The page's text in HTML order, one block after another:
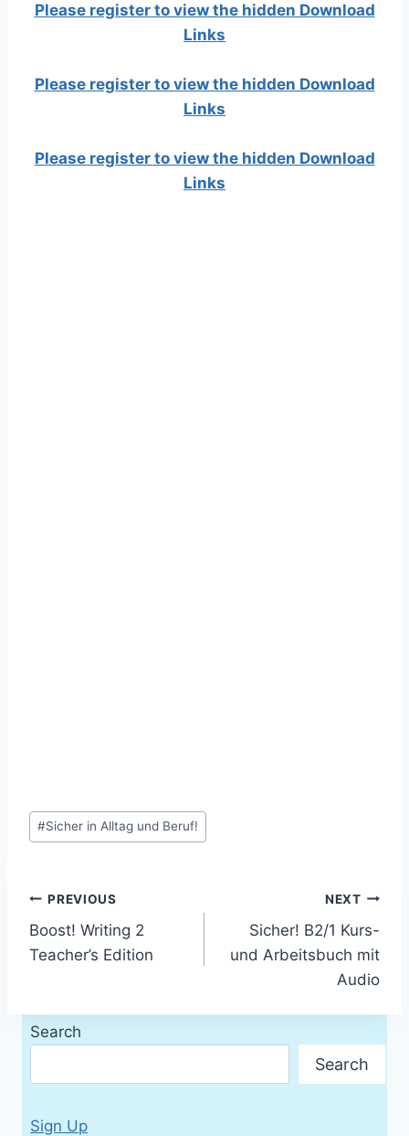
Please register to view the hidden Download
Links
Please register to view the hidden Download
Links
Please register to view the hidden Download
Links
Post
Tags:
#Sicher in Alltag und Beruf!
Post
navigation
PREVIOUS
Boost! Writing 2
Teacher’s Edition
NEXT
Sicher! B2/1 Kurs-
und Arbeitsbuch mit
Audio
Search
Search
Sign Up